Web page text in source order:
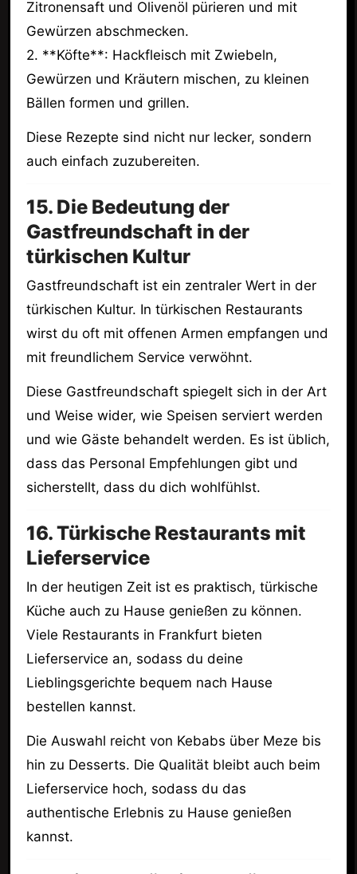
Zitronensaft und Olivenöl pürieren und mit
Gewürzen abschmecken.
2. **Köfte**: Hackfleisch mit Zwiebeln,
Gewürzen und Kräutern mischen, zu kleinen
Bällen formen und grillen.
Diese Rezepte sind nicht nur lecker, sondern
auch einfach zuzubereiten.
15. Die Bedeutung der
Gastfreundschaft in der
türkischen Kultur
Gastfreundschaft ist ein zentraler Wert in der
türkischen Kultur. In türkischen Restaurants
wirst du oft mit offenen Armen empfangen und
mit freundlichem Service verwöhnt.
Diese Gastfreundschaft spiegelt sich in der Art
und Weise wider, wie Speisen serviert werden
und wie Gäste behandelt werden. Es ist üblich,
dass das Personal Empfehlungen gibt und
sicherstellt, dass du dich wohlfühlst.
16. Türkische Restaurants mit
Lieferservice
In der heutigen Zeit ist es praktisch, türkische
Küche auch zu Hause genießen zu können.
Viele Restaurants in Frankfurt bieten
Lieferservice an, sodass du deine
Lieblingsgerichte bequem nach Hause
bestellen kannst.
Die Auswahl reicht von Kebabs über Meze bis
hin zu Desserts. Die Qualität bleibt auch beim
Lieferservice hoch, sodass du das
authentische Erlebnis zu Hause genießen
kannst.